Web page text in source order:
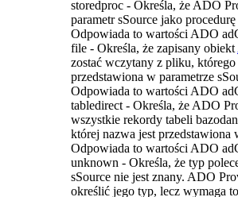
storedproc - Określa, że ADO
parametrsSource jako procedurę
Odpowiada to wartości ADO
file - Określa, że zapisany obiekt
zostać wczytany z pliku, którego
przedstawiona w parametrze
Odpowiada to wartości ADO
tabledirect - Określa, że ADO
wszystkie rekordy tabeli
której nazwa jest przedstawiona
Odpowiada to wartości ADO
unknown - Określa, że typ
sSource nie jest znany. ADO
określić jego typ, lecz wymaga